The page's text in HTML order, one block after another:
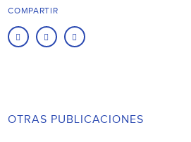
COMPARTIR
OTRAS PUBLICACIONES